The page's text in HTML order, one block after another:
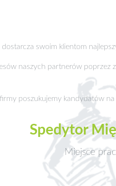
swoim klientom
naszych partnerów
poszukujemy kandydatów
Spedytor
Miejsce